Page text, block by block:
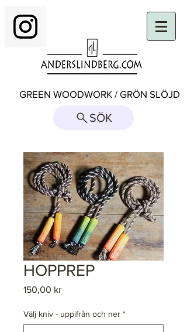
GREEN WOODWORK / GRÖN SLÖJD
SÖK
HOPPREP
150,00 krPris
Välj kniv - uppifrån och ner *